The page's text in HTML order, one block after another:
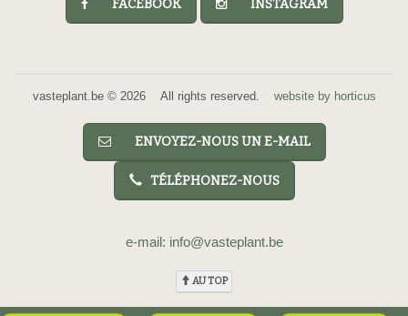
FACEBOOK INSTAGRAM
vasteplant.be © 2026 All rights reserved. website by horticus
ENVOYEZ-NOUS UN E-MAIL
TÉLÉPHONEZ-NOUS
e-mail: info@vasteplant.be
AU TOP